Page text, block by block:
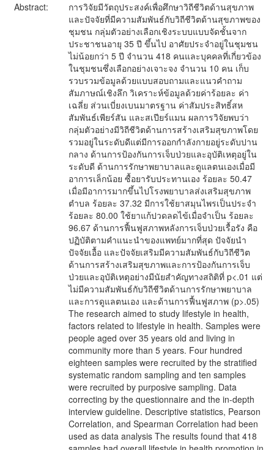
Abstract:
การวิจัยมีวัตถุประสงค์เพื่อศึกษาวิถีชีวิตด้านสุขภาพ
และปัจจัยที่มีความสัมพันธ์กับวิถีชีวิตด้านสุขภาพของ
ชุมชน กลุ่มตัวอย่างเลือกเชิงระบบแบบจัดชั้นจาก
ประชาชนอายุ 35 ปี ขึ้นไป อาศัยประจำอยู่ในชุมชน
ไม่น้อยกว่า 5 ปี จำนวน 418 คนและบุคคลที่เกี่ยวข้อง
ในชุมชนซึ่งเลือกอย่างเจาะจง จำนวน 10 คน เก็บ
รวบรวมข้อมูลด้วยแบบสอบถามและแนวคำถาม
สัมภาษณ์เชิงลึก วิเคราะห์ข้อมูลด้วยค่าร้อยละ ค่า
เฉลี่ย ส่วนเบี่ยงเบนมาตรฐาน ค่าสัมประสิทธิ์สห
สัมพันธ์เพียร์สัน และสเปียร์แมน ผลการวิจัยพบว่า
กลุ่มตัวอย่างมีวิถีชีวิตด้านการสร้างเสริมสุขภาพโดย
รวมอยู่ในระดับดีแต่มีการออกกำลังกายอยู่ระดับปาน
กลาง ด้านการป้องกันการเจ็บป่วยและอุบัติเหตุอยู่ใน
ระดับดี ด้านการรักษาพยาบาลและดูแลตนเองเมื่อมี
อาการเล็กน้อย ซื้อยารับประทานเอง ร้อยละ 50.47
เมื่อมีอาการมากขึ้นไปโรงพยาบาลส่งเสริมสุขภาพ
ตำบล ร้อยละ 37.32 มีการใช้ยาสมุนไพรเป็นประจำ
ร้อยละ 80.00 ใช้ยาแก้ปวดลดไข้เมื่อจำเป็น ร้อยละ
96.67 ด้านการฟื้นฟูสภาพหลังการเจ็บป่วยเรื้อรัง คือ
ปฏิบัติตามคำแนะนำของแพทย์มากที่สุด ปัจจัยนำ
ปัจจัยเอื้อ และปัจจัยเสริมมีความสัมพันธ์กับวิถีชีวิต
ด้านการสร้างเสริมสุขภาพและการป้องกันการเจ็บ
ป่วยและอุบัติเหตุอย่างมีนัยสำคัญทางสถิติที่ p<.01 แต่
ไม่มีความสัมพันธ์กับวิถีชีวิตด้านการรักษาพยาบาล
และการดูแลตนเอง และด้านการฟื้นฟูสภาพ (p>.05)
The research aimed to study lifestyle in health,
factors related to lifestyle in health. Samples were
people aged over 35 years old and living in
community more than 5 years. Four hundred
eighteen samples were recruited by the stratified
systematic random sampling and ten samples
were recruited by purposive sampling. Data
correcting by the questionnaire and the in-depth
interview guideline. Descriptive statistics, Pearson
Correlation, and Spearman Correlation had been
used as data analysis The results found that 418